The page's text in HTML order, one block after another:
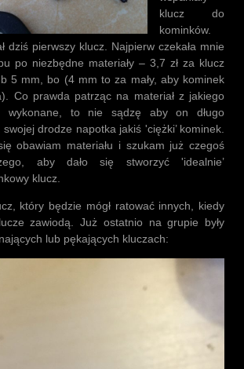
klucz do
kominków.
dziś pierwszy klucz. Najpierw czekała mnie
po niezbędne materiały – 3,7 zł za klucz
5 mm, bo (4 mm to za mały, aby kominek
Co prawda patrząc na materiał z jakiego
wykonane, to nie sądzę aby on długo
drodze napotka jakiś 'ciężki’ kominek.
obawiam materiału i szukam już czegoś
aby dało się stworzyć 'idealnie’
klucz.
który będzie mógł ratować innych, kiedy
zawiodą. Już ostatnio na grupie były
lub pękających kluczach: